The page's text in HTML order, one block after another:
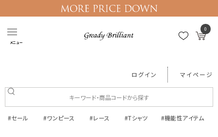
メニュー
0
ログイン マイページ
#セール #ワンピース #レース #Tシャツ #機能性アイテム